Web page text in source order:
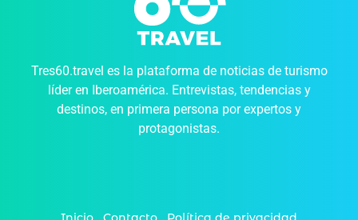
Tres60.travel es la plataforma de noticias de turismo
líder en Iberoamérica. Entrevistas, tendencias y
destinos, en primera persona por expertos y
protagonistas.